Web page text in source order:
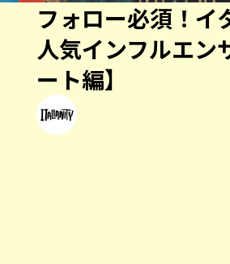
フォロー必須！イ
人気インフルエン
ート編】